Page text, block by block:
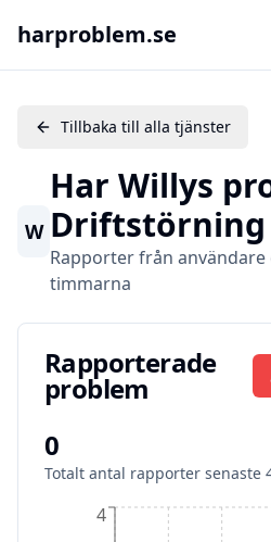
harproblem.se
Tillbaka till alla tjänster
W
HarWillys
Driftstörning
Rapporter från användare
timmarna
Rapporterade problem
Rapporterade
problem
0
Totalt antal rapporter senaste
4